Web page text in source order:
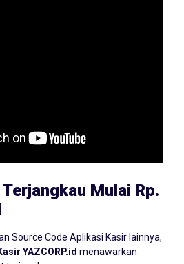
Mulai Rp.
Source Code Aplikasi Kasir lainnya,
YAZCORP.id menawarkan